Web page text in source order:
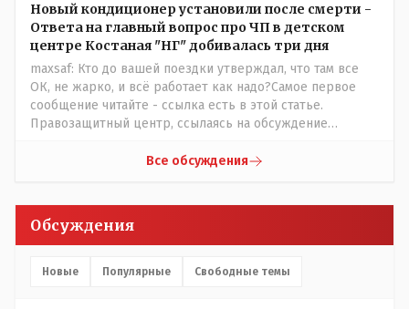
Новый кондиционер установили после смерти -
Ответа на главный вопрос про ЧП в детском
центре Костаная "НГ" добивалась три дня
maxsaf: Кто до вашей поездки утверждал, что там все
ОК, не жарко, и всё работает как надо?Самое первое
сообщение читайте - ссылка есть в этой статье.
Правозащитный центр, ссылаясь на обсуждение
прислали ему в виде аудиосообщений, пишет, что
настоящему времени их установили только в
помещениях, предназначенных для административно-
установлены кондиционеры, питьевой и температурный
Все обсуждения
Обсуждения
Новые Популярные Свободные темы